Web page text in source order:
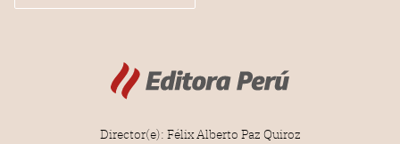
Director(e): Félix Alberto Paz Quiroz